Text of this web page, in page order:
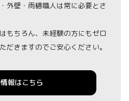
外壁・雨樋職人は常に必要とさ
もちろん、未経験の方にもゼロ
だきますのでご安心ください。
報はこちら